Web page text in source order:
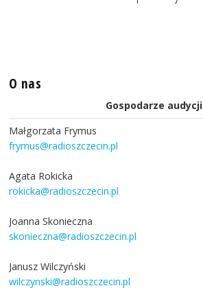
O nas
Gospodarze audycji
Małgorzata Frymus
frymus@radioszczecin.pl
Agata Rokicka
rokicka@radioszczecin.pl
Joanna Skonieczna
skonieczna@radioszczecin.pl
Janusz Wilczyński
wilczynski@radioszczecin.pl